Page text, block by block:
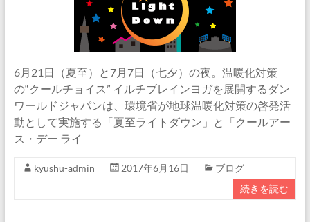
6月21日（夏至）と7月7日（七夕）の夜。温暖化対策
の“クールチョイス” イルチブレインヨガを展開するダン
ワールドジャパンは、環境省が地球温暖化対策の啓発活
動として実施する「夏至ライトダウン」と「クールアー
ス・デー ライ
kyushu-admin 2017年6月16日
ブログ
続きを読む